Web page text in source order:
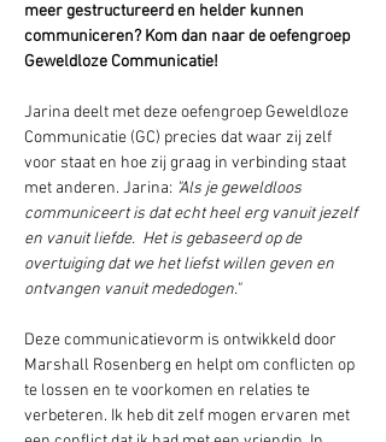
meer gestructureerd en helder kunnen
communiceren? Kom dan naar de oefengroep
Geweldloze Communicatie!
Jarina deelt met deze oefengroep Geweldloze
Communicatie (GC) precies dat waar zij zelf
voor staat en hoe zij graag in verbinding staat
met anderen. Jarina: "Als je geweldloos
communiceert is dat echt heel erg vanuit jezelf
en vanuit liefde.  Het is gebaseerd op de
overtuiging dat we het liefst willen geven en
ontvangen vanuit mededogen."
Deze communicatievorm is ontwikkeld door
Marshall Rosenberg en helpt om conflicten op
te lossen en te voorkomen en relaties te
verbeteren. Ik heb dit zelf mogen ervaren met